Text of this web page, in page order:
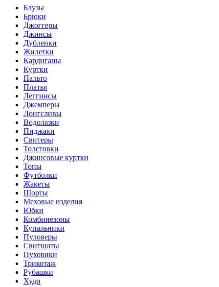
Блузы
Брюки
Джоггеры
Джинсы
Дубленки
Жилетки
Кардиганы
Куртки
Пальто
Платья
Леггинсы
Джемперы
Лонгсливы
Водолазки
Пиджаки
Свитеры
Толстовки
Джинсовые куртки
Топы
Футболки
Жакеты
Шорты
Меховые изделия
Юбки
Комбинезоны
Купальники
Пуловеры
Свитшоты
Пуховики
Трикотаж
Рубашки
Худи